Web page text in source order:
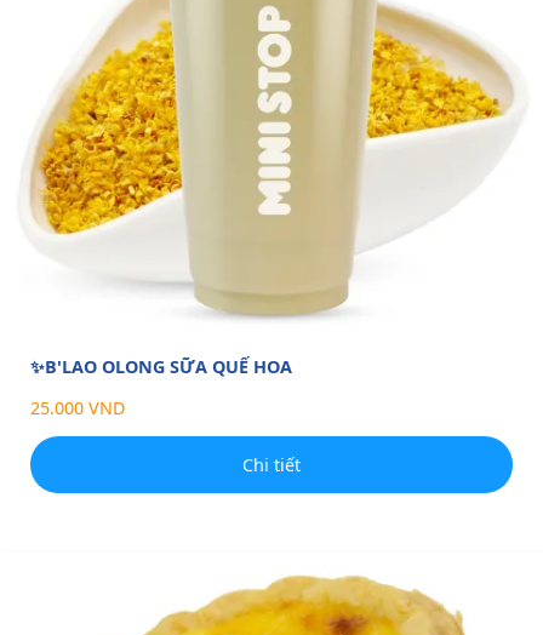
✨B'LAO OLONG SỮA QUẾ HOA
25.000 VND
Chi tiết